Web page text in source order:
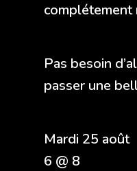
complétement
Pas besoin
passer une
Mardi 25 août
6 @ 8